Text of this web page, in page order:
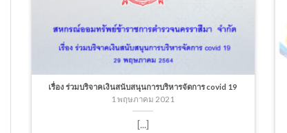
เรื่อง ร่วมบริจาคเงินสนับสนุนการบริหารจัดการ covid 19
1 พฤษภาคม 2021
[...]